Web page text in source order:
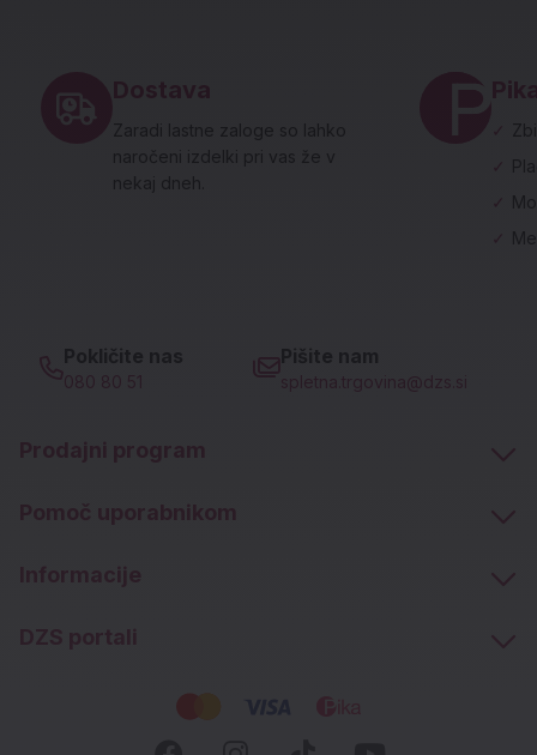
Dostava
Zaradi lastne zaloge so lahko
naročeni izdelki pri vas že v
nekaj dneh.
✓
✓
✓
Pokličite nas
080 80 51
Pišite nam
spletna.trgovina@dzs.si
Prodajni program
Pomoč uporabnikom
Informacije
DZS portali